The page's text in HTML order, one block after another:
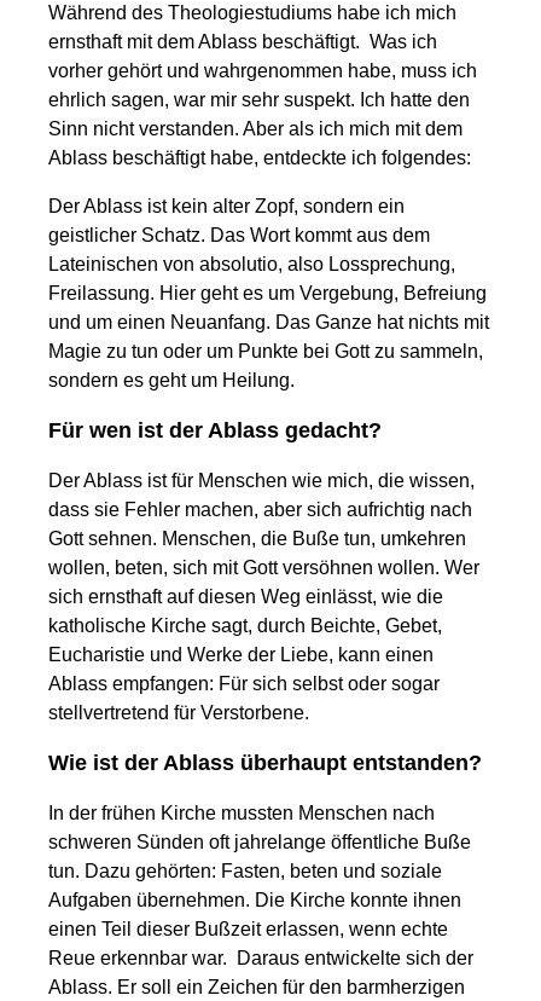
Während des Theologiestudiums habe ich mich
ernsthaft mit dem Ablass beschäftigt. Was ich
vorher gehört und wahrgenommen habe, muss ich
ehrlich sagen, war mir sehr suspekt. Ich hatte den
Sinn nicht verstanden. Aber als ich mich mit dem
Ablass beschäftigt habe, entdeckte ich folgendes:
Der Ablass ist kein alter Zopf, sondern ein
geistlicher Schatz. Das Wort kommt aus dem
Lateinischen von absolutio, also Lossprechung,
Freilassung. Hier geht es um Vergebung, Befreiung
und um einen Neuanfang. Das Ganze hat nichts mit
Magie zu tun oder um Punkte bei Gott zu sammeln,
sondern es geht um Heilung.
Für wen ist der Ablass gedacht?
Der Ablass ist für Menschen wie mich, die wissen,
dass sie Fehler machen, aber sich aufrichtig nach
Gott sehnen. Menschen, die Buße tun, umkehren
wollen, beten, sich mit Gott versöhnen wollen. Wer
sich ernsthaft auf diesen Weg einlässt, wie die
katholische Kirche sagt, durch Beichte, Gebet,
Eucharistie und Werke der Liebe, kann einen
Ablass empfangen: Für sich selbst oder sogar
stellvertretend für Verstorbene.
Wie ist der Ablass überhaupt entstanden?
In der frühen Kirche mussten Menschen nach
schweren Sünden oft jahrelange öffentliche Buße
tun. Dazu gehörten: Fasten, beten und soziale
Aufgaben übernehmen. Die Kirche konnte ihnen
einen Teil dieser Bußzeit erlassen, wenn echte
Reue erkennbar war. Daraus entwickelte sich der
Ablass. Er soll ein Zeichen für den barmherzigen